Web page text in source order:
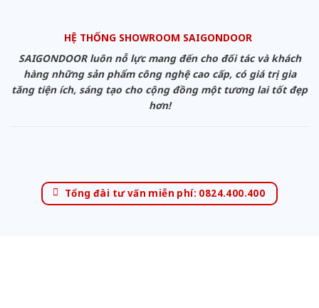
HỆ THỐNG SHOWROOM SAIGONDOOR
SAIGONDOOR luôn nỗ lực mang đến cho đối tác và khách
hàng những sản phẩm công nghệ cao cấp, có giá trị gia
tăng tiện ích, sáng tạo cho cộng đồng một tương lai tốt đẹp
hơn!
Tổng đài tư vấn miễn phí: 0824.400.400